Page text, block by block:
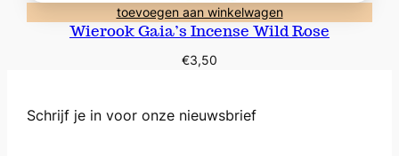
toevoegen aan winkelwagen
Wierook Gaia’s Incense Wild Rose
€3,50
Schrijf je in voor onze nieuwsbrief